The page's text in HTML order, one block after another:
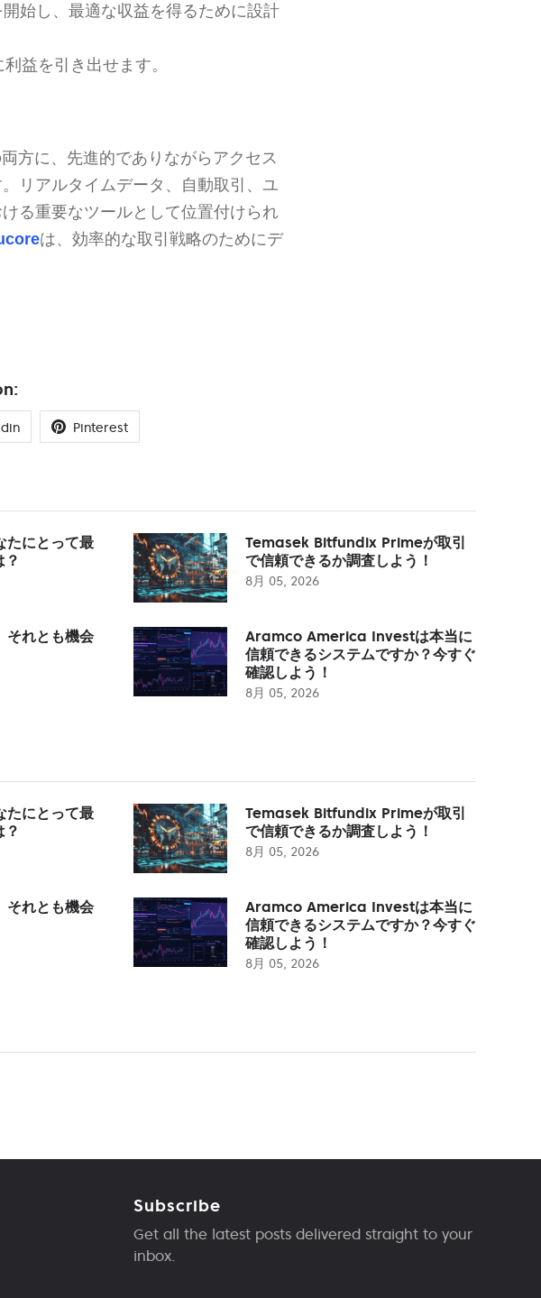
始し、最適な収益を得るために設計
益を引き出せます。
方に、先進的でありながらアクセス
リアルタイムデータ、自動取引、ユ
る重要なツールとして位置付けられ
は、効率的な取引戦略のためにデ
Pinterest
にとって最
Temasek Bitfundix Primeが取引
で信頼できるか調査しよう！
8月 05, 2026
れとも機会
Aramco America Investは本当に
信頼できるシステムですか？今すぐ
確認しよう！
8月 05, 2026
にとって最
Temasek Bitfundix Primeが取引
で信頼できるか調査しよう！
8月 05, 2026
れとも機会
Aramco America Investは本当に
信頼できるシステムですか？今すぐ
確認しよう！
8月 05, 2026
Subscribe
Get all the latest posts delivered straight to your
inbox.